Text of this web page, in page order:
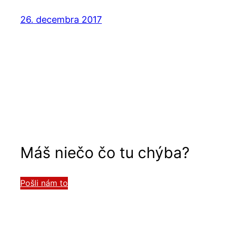
26. decembra 2017
Máš niečo čo tu chýba?
Pošli nám to